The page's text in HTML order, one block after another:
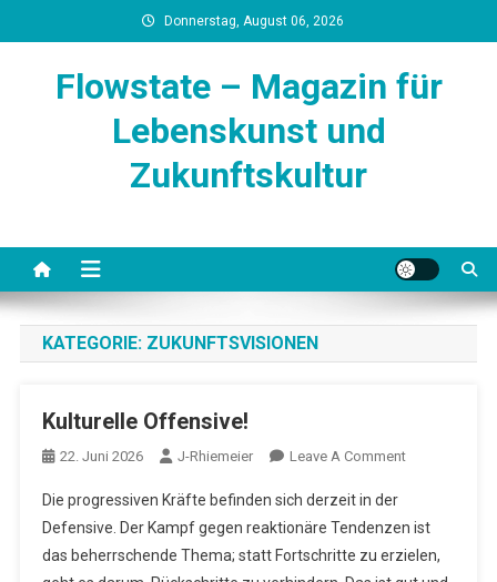
to
Donnerstag, August 06, 2026
Flowstate – Magazin für
Lebenskunst und
Zukunftskultur
KATEGORIE: ZUKUNFTSVISIONEN
Kulturelle Offensive!
22. Juni 2026 J-Rhiemeier Leave A CommentOn
Die progressiven Kräfte befinden sich derzeit in der
Defensive. Der Kampf gegen reaktionäre Tendenzen ist
das beherrschende Thema; statt Fortschritte zu erzielen,